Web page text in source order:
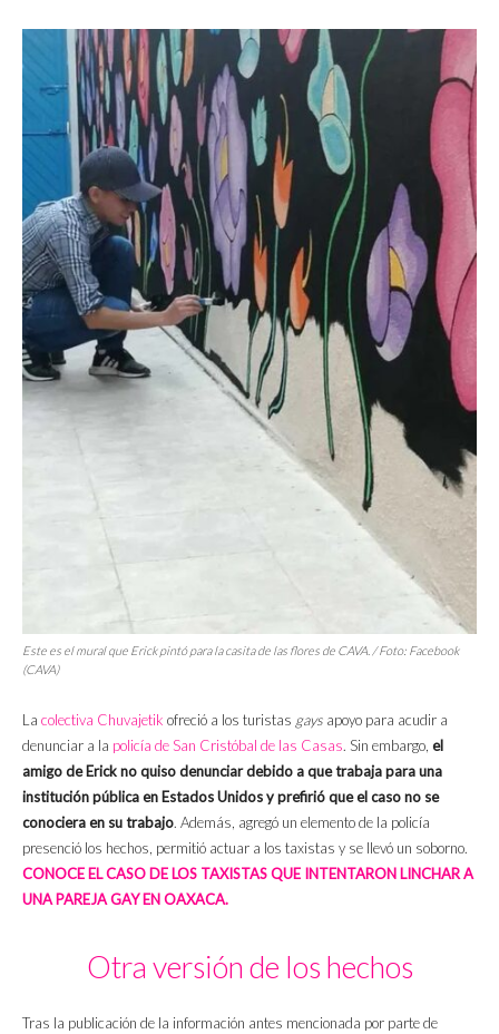
Este es el mural que Erick pintó para la casita de las flores de CAVA. / Foto: Facebook
(CAVA)
La colectiva Chuvajetik ofreció a los turistas gays apoyo para acudir a
denunciar a la policía de San Cristóbal de las Casas. Sin embargo, el
amigo de Erick no quiso denunciar debido a que trabaja para una
institución pública en Estados Unidos y prefirió que el caso no se
conociera en su trabajo. Además, agregó un elemento de la policía
presenció los hechos, permitió actuar a los taxistas y se llevó un soborno.
CONOCE EL CASO DE LOS TAXISTAS QUE INTENTARON LINCHAR A
UNA PAREJA GAY EN OAXACA.
Otra versión de los hechos
Tras la publicación de la información antes mencionada por parte de